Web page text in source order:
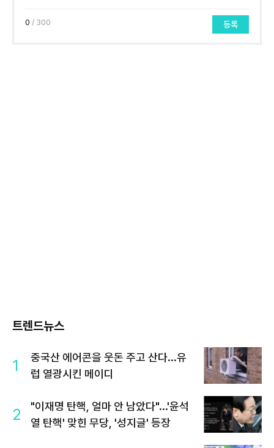
0 / 300 등록
트렌드뉴스
1
중국산 에어콘을 웃돈 주고 산다...유
럽 열광시킨 메이디
2
"이재명 탄핵, 얼마 안 남았다"...'윤석
열 탄핵' 맞힌 무당, '성지글' 등장